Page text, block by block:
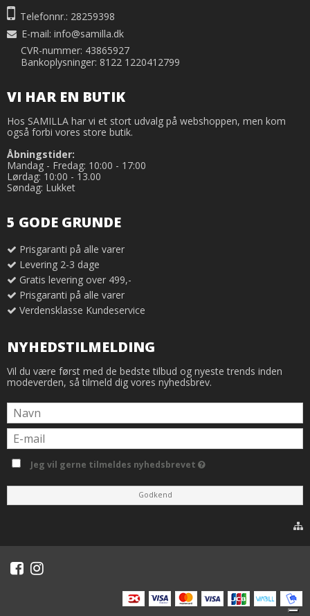
Telefonnr.: 28259398
E-mail: info@samilla.dk
CVR-nummer: 43865927
Bankoplysninger: 8122 1220412799
VI HAR EN BUTIK
Hos SAMILLA har vi et stort udvalg på webshoppen, men kom
også forbi vores store butik.
Åbningstider:
Mandag - Fredag: 10:00 - 17:00
Lørdag: 10:00 - 13.00
Søndag: Lukket
5 GODE GRUNDE
Prisgaranti på alle varer
Levering 2-3 dage
Gratis levering over 499,-
Prisgaranti på alle varer
Verdensklasse Kundeservice
NYHEDSTILMELDING
Vil du være først med de bedste tilbud og nyeste trends inden
modeverden, så tilmeld dig vores nyhedsbrev.
Jeg vil gerne tilmeldes nyhedsbrevet
Godkend